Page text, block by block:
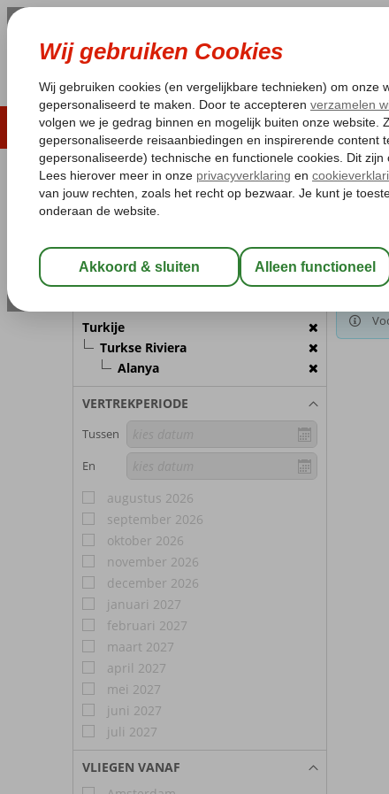
LAST MINUTE ZOMER 2026
Pakketgarantie Laagsteprijsgarantie*
REISGEZELSCHAP
Wijzig Reisgezelschap
Turkije
Turkse Riviera
Alanya
VERTREKPERIODE
Tussen
En
augustus 2026
september 2026
oktober 2026
november 2026
december 2026
januari 2027
februari 2027
maart 2027
april 2027
mei 2027
juni 2027
juli 2027
VLIEGEN VANAF
Turkije